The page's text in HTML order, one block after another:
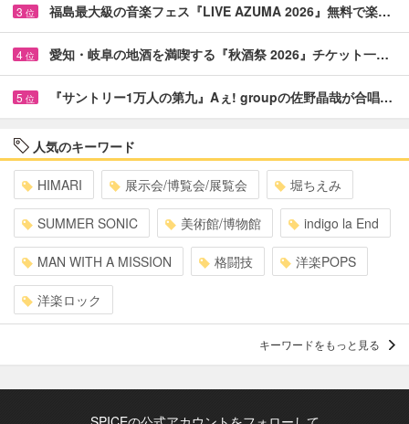
3 位 福島最大級の音楽フェス『LIVE AZUMA 2026』無料で楽…
4 位 愛知・岐阜の地酒を満喫する『秋酒祭 2026』チケット一…
5 位 『サントリー1万人の第九』Aぇ! groupの佐野晶哉が合唱…
人気のキーワード
HIMARI 展示会/博覧会/展覧会 堀ちえみ
SUMMER SONIC 美術館/博物館 indigo la End
MAN WITH A MISSION 格闘技 洋楽POPS
洋楽ロック
キーワードをもっと見る